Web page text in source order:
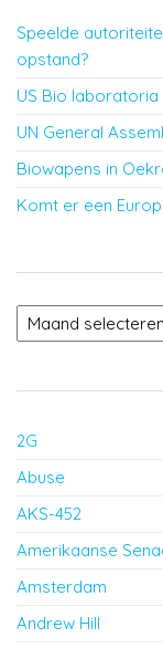
Speelde
opstand?
US Bio
UN General
Biowapens in
Komt er een
Archieven
2G
Abuse
AKS-452
Amerikaanse
Amsterdam
Andrew Hill